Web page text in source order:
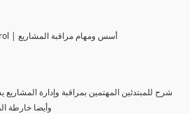
Foundations of Projects Control | أسس ومهام مراقبة المشاريع
شرح للمبتدئين المهتمين بمراقبة وإدارة
وأيضا خارطة